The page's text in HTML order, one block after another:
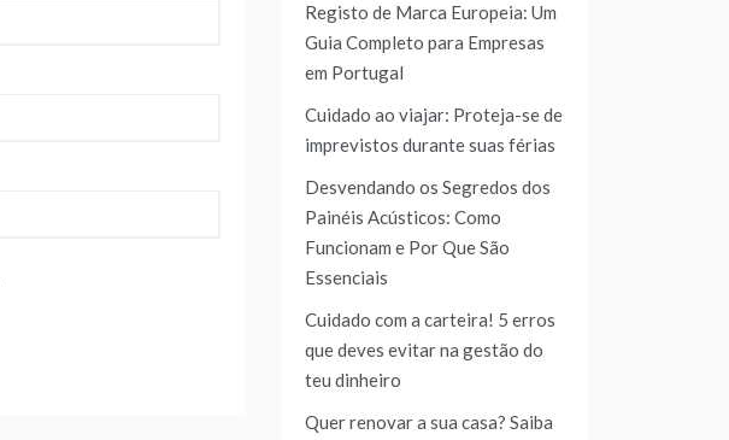
Registo de Marca Europeia: Um
Guia Completo para Empresas
em Portugal
Cuidado ao viajar: Proteja-se de
imprevistos durante suas férias
Desvendando os Segredos dos
Painéis Acústicos: Como
Funcionam e Por Que São
Essenciais
Cuidado com a carteira! 5 erros
que deves evitar na gestão do
teu dinheiro
Quer renovar a sua casa? Saiba